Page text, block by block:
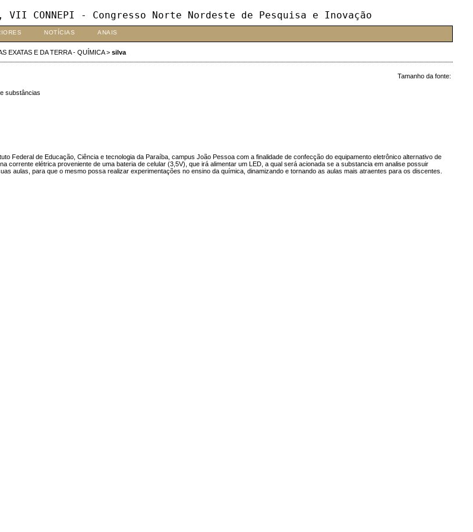
CONNEPI - Congresso Norte Nordeste de Pesquisa e Inovação
NOTÍCIAS ANAIS
EXATAS E DA TERRA - QUÍMICA> silva
Tamanho da fonte:
substâncias
Federal de Educação, Ciência e tecnologia da Paraíba, campus João Pessoa com a finalidade de confecção do equipamento eletrônico alternativo de
elétrica proveniente de uma bateria de celular (3,5V), que irá alimentar um LED, a qual será acionada se a substancia em analise possuir
aulas, para que o mesmo possa realizar experimentações no ensino da química, dinamizando e tornando as aulas mais atraentes para os discentes.